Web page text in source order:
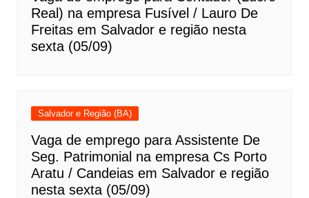
Real) na empresa Fusível / Lauro De
Freitas em Salvador e região nesta
sexta (05/09)
Salvador e Região (BA)
Vaga de emprego para Assistente De
Seg. Patrimonial na empresa Cs Porto
Aratu / Candeias em Salvador e região
nesta sexta (05/09)